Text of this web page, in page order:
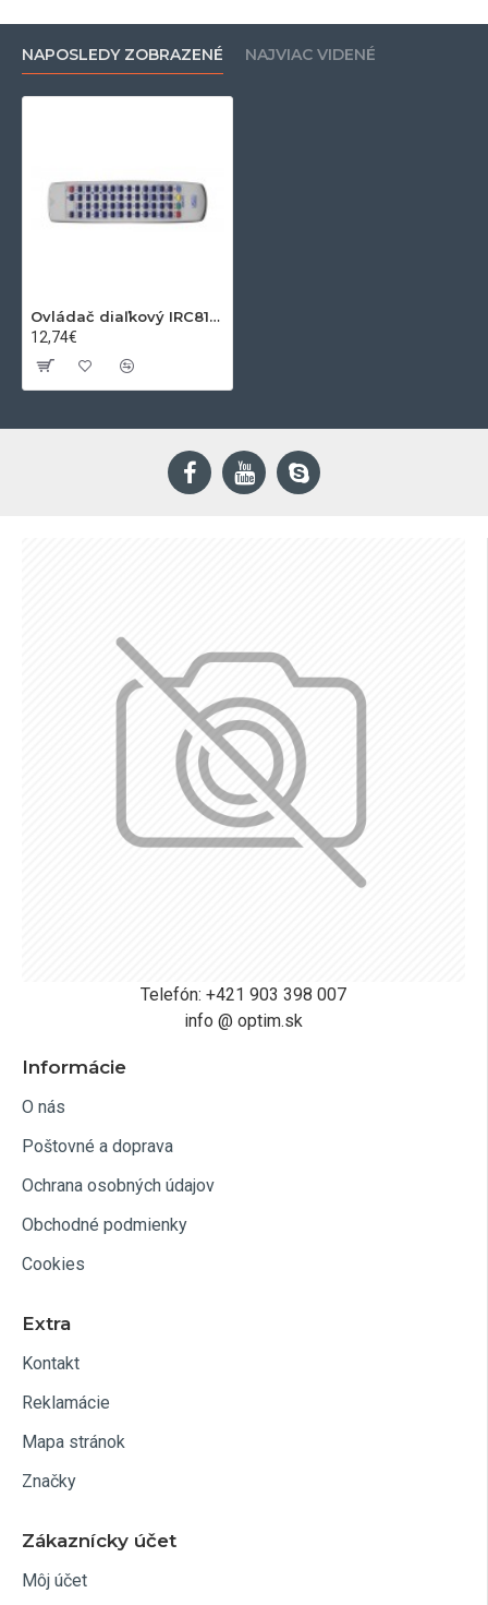
NAPOSLEDY ZOBRAZENÉ NAJVIAC VIDENÉ
Ovládač diaľkový IRC81273
12,74€
Telefón: +421 903 398 007
info @ optim.sk
Informácie
O nás
Poštovné a doprava
Ochrana osobných údajov
Obchodné podmienky
Cookies
Extra
Kontakt
Reklamácie
Mapa stránok
Značky
Zákaznícky účet
Môj účet